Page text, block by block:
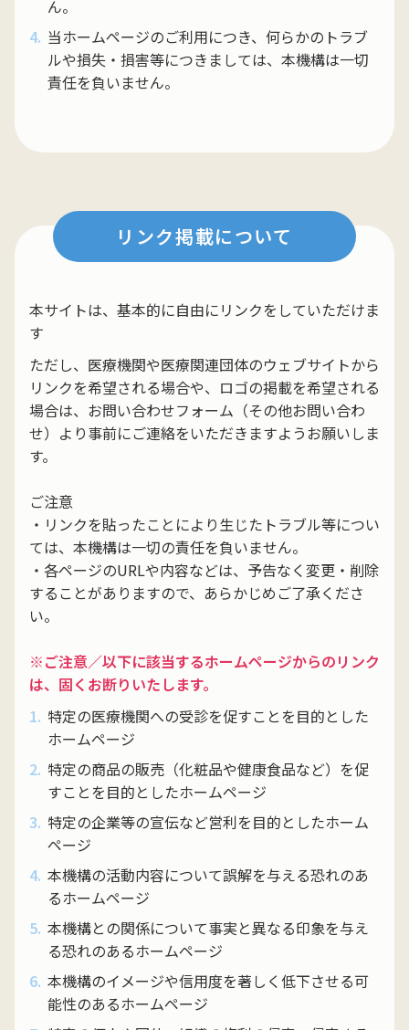
ん。
当ホームページのご利用につき、何らかのトラブ
ルや損失・損害等につきましては、本機構は一切
責任を負いません。
リンク掲載について
本サイトは、基本的に⾃由にリンクをしていただけま
す
ただし、医療機関や医療関連団体のウェブサイトから
リンクを希望される場合や、ロゴの掲載を希望される
場合は、お問い合わせフォーム（その他お問い合わ
せ）より事前にご連絡をいただきますようお願いしま
す。
ご注意
・リンクを貼ったことにより⽣じたトラブル等につい
ては、本機構は⼀切の責任を負いません。
・各ページのURLや内容などは、予告なく変更・削除
することがありますので、あらかじめご了承くださ
い。
※ご注意／以下に該当するホームページからのリンク
は、固くお断りいたします。
特定の医療機関への受診を促すことを⽬的とした
ホームページ
特定の商品の販売（化粧品や健康⾷品など）を促
すことを⽬的としたホームページ
特定の企業等の宣伝など営利を⽬的としたホーム
ページ
本機構の活動内容について誤解を与える恐れのあ
るホームページ
本機構との関係について事実と異なる印象を与え
る恐れのあるホームページ
本機構のイメージや信⽤度を著しく低下させる可
能性のあるホームページ